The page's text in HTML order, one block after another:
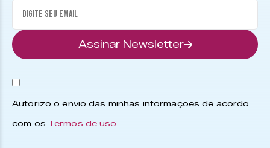
Assinar Newsletter
Autorizo o envio das minhas informações de acordo
com os Termos de uso.